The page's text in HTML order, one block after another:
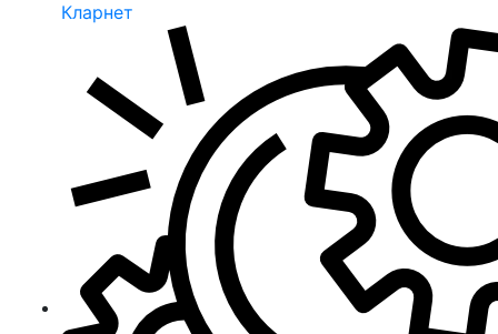
Кларнет